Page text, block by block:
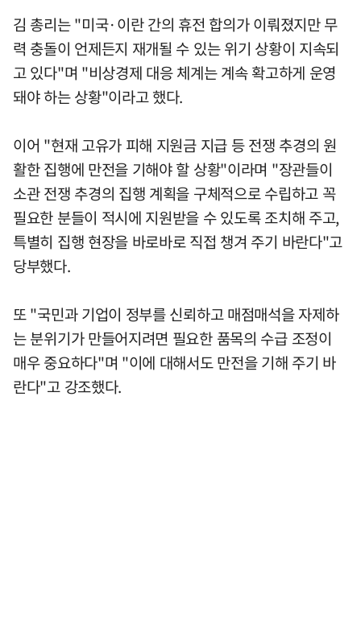
김 총리는 "미국·이란 간의 휴전 합의가 이뤄졌지만 무
력 충돌이 언제든지 재개될 수 있는 위기 상황이 지속되
고 있다"며 "비상경제 대응 체계는 계속 확고하게 운영
돼야 하는 상황"이라고 했다.
이어 "현재 고유가 피해 지원금 지급 등 전쟁 추경의 원
활한 집행에 만전을 기해야 할 상황"이라며 "장관들이
소관 전쟁 추경의 집행 계획을 구체적으로 수립하고 꼭
필요한 분들이 적시에 지원받을 수 있도록 조치해 주고,
특별히 집행 현장을 바로바로 직접 챙겨 주기 바란다"고
당부했다.
또 "국민과 기업이 정부를 신뢰하고 매점매석을 자제하
는 분위기가 만들어지려면 필요한 품목의 수급 조정이
매우 중요하다"며 "이에 대해서도 만전을 기해 주기 바
란다"고 강조했다.